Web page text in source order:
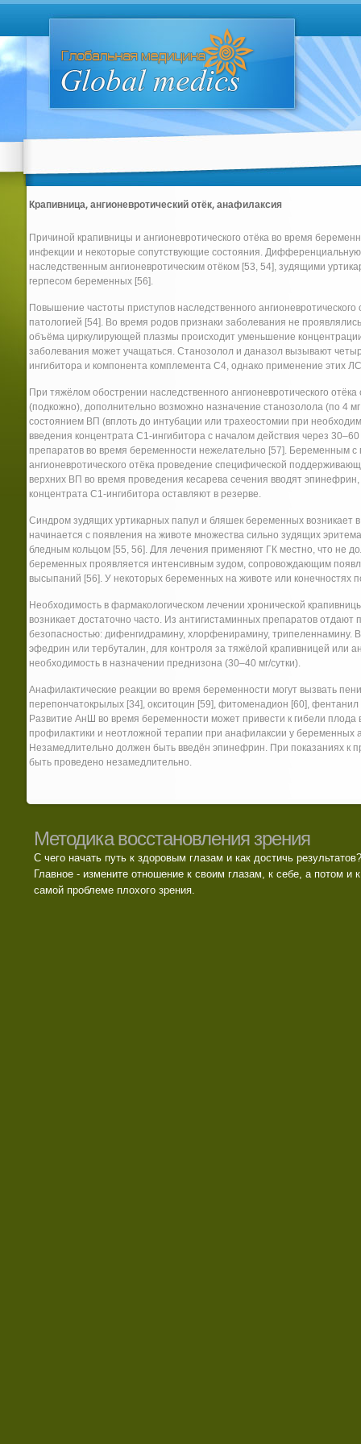
Крапивница, ангионевротический отёк, анафилаксия
Причиной крапивницы и ангионевротического отёка во время
инфекции и некоторые сопутствующие состояния.
наследственным ангионевротическим отёком [53, 54], зудящими
герпесом беременных [56].
Повышение частоты приступов наследственного
патологией [54]. Во время родов признаки заболевания не
объёма циркулирующей плазмы происходит уменьшение
заболевания может учащаться. Станозолол и даназол вызывают
ингибитора и компонента комплемента С4, однако применение этих
При тяжёлом обострении наследственного ангионевротического
(подкожно), дополнительно возможно назначение станозолола (по 4
состоянием ВП (вплоть до интубации или трахеостомии при
введения концентрата С1-ингибитора с началом действия через
препаратов во время беременности нежелательно [57]. Беременным
ангионевротического отёка проведение специфической
верхних ВП во время проведения кесарева сечения вводят
концентрата С1-ингибитора оставляют в резерве.
Синдром зудящих уртикарных папул и бляшек беременных возникает
начинается с появления на животе множества сильно зудящих
бледным кольцом [55, 56]. Для лечения применяют ГК местно, что не
беременных проявляется интенсивным зудом, сопровождающим
высыпаний [56]. У некоторых беременных на животе или конечностях
Необходимость в фармакологическом лечении хронической
возникает достаточно часто. Из антигистаминных препаратов отдают
безопасностью: дифенгидрамину, хлорфенирамину, трипеленнамину.
эфедрин или тербуталин, для контроля за тяжёлой крапивницей или
необходимость в назначении преднизона (30–40 мг/сутки).
Анафилактические реакции во время беременности могут вызвать
перепончатокрылых [34], окситоцин [59], фитоменадион [60], фентанил
Развитие АнШ во время беременности может привести к гибели
профилактики и неотложной терапии при анафилаксии у беременных
Незамедлительно должен быть введён эпинефрин. При показаниях к
быть проведено незамедлительно.
Методика восстановления зрения
С чего начать путь к здоровым глазам и как достичь результатов?
Главное - измените отношение к своим глазам, к себе, а потом и к
самой проблеме плохого зрения.